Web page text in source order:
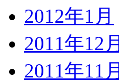
2012年1月
2011年12月
2011年11月